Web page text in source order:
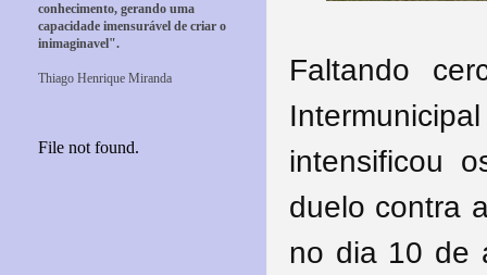
Faltando
intensificou
duelo contra
no dia 10 de
conhecimento, gerando uma
capacidade imensurável de criar o
inimaginavel".
Thiago Henrique Miranda